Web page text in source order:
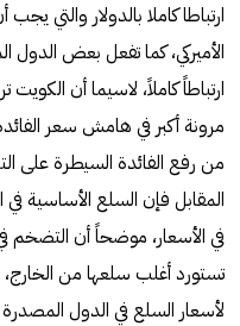
ارتباطا كاملا بالدولار والتي
الأميركي، كما تفعل بعض الدول
ارتباطاً كاملاً، لاسيما أن
مرونة أكبر في هامش سعر
من رفع الفائدة السيطرة على
المقابل فإن السلع الأساسية
في الأسعار، موضحاً أن التضخم
تستورد أغلب سلعها من
لأسعار السلع في الدول المصدرة